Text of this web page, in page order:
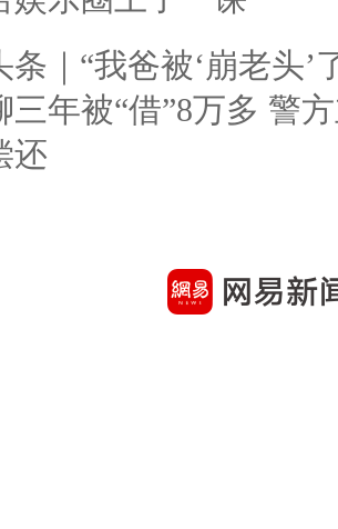
条｜“我爸被‘崩老头’
三年被“借”8万多 警
还